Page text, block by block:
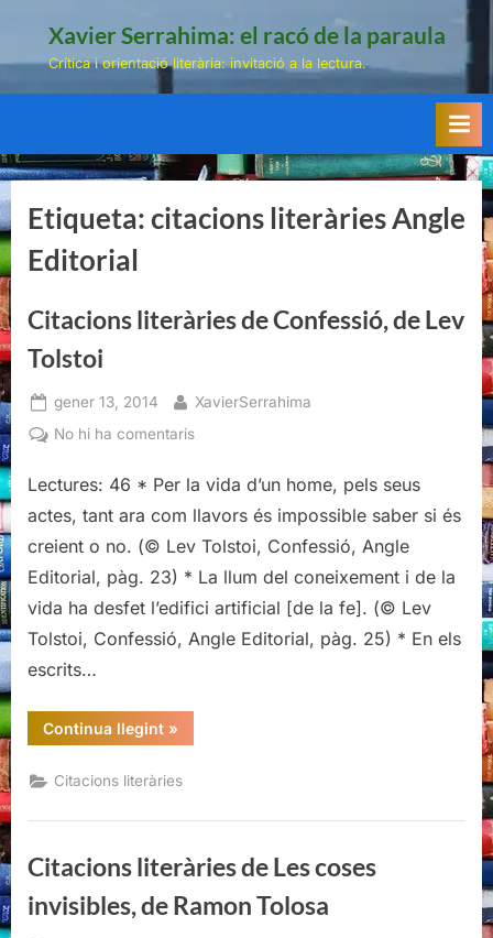
Xavier Serrahima: el racó de la paraula
Crítica i orientació literària: invitació a la lectura.
Etiqueta:citacions literàries Angle
Editorial
Citacions literàries de Confessió, de Lev
Tolstoi
Posted
on
gener 13, 2014 By
XavierSerrahima
No hi ha comentarisa
literàries
de
Lev
Tolstoi
Lectures: 46 * Per la vida d’un home, pels seus
actes, tant ara com llavors és impossible saber si és
creient o no. (© Lev Tolstoi, Confessió, Angle
Editorial, pàg. 23) * La llum del coneixement i de la
vida ha desfet l’edifici artificial [de la fe]. (© Lev
Tolstoi, Confessió, Angle Editorial, pàg. 25) * En els
escrits…
Continua llegint“Citacions
literàries
Confessió,
de
Tolstoi”
»
Citacions literàries
Citacions literàries de Les coses
invisibles, de Ramon Tolosa